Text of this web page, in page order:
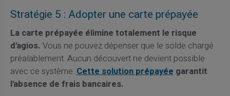
Stratégie 5 : Adopter une carte prépayée
La carte prépayée élimine totalement le risque
d'agios. Vous ne pouvez dépenser que le solde chargé
préalablement. Aucun découvert ne devient possible
avec ce système.Cette solution prépayéegarantit
l'absence de frais bancaires.